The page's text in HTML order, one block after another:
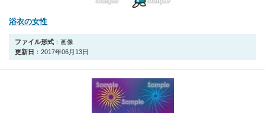
浴衣の女性
ファイル形式 ：画像
更新日 ：2017年06月13日